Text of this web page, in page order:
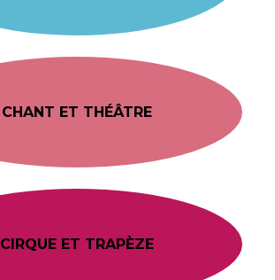
CHANT ET THÉÂTRE
CIRQUE ET TRAPÈZE